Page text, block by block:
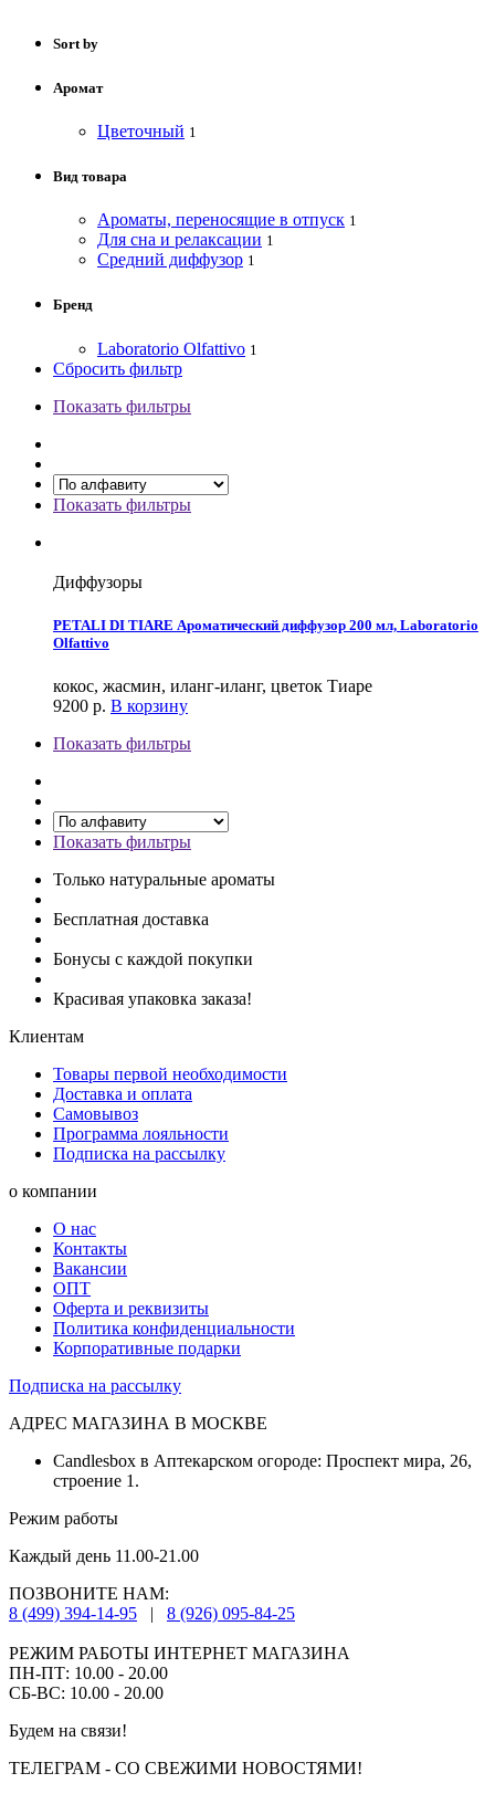
Sort by
Аромат
Цветочный 1
Вид товара
Ароматы, переносящие в отпуск 1
Для сна и релаксации 1
Средний диффузор 1
Бренд
Laboratorio Olfattivo 1
Сбросить фильтр
Показать фильтры
Показать фильтры
Диффузоры
PETALI DI TIARE Ароматический диффузор 200 мл, Laboratorio
Olfattivo
кокос, жасмин, иланг-иланг, цветок Тиаре
9200 р. В корзину
Показать фильтры
Показать фильтры
Только натуральные ароматы
Бесплатная доставка
Бонусы с каждой покупки
Красивая упаковка заказа!
Клиентам
Товары первой необходимости
Доставка и оплата
Самовывоз
Программа лояльности
Подписка на рассылку
о компании
О нас
Контакты
Вакансии
ОПТ
Оферта и реквизиты
Политика конфиденциальности
Корпоративные подарки
Подписка на рассылку
АДРЕС МАГАЗИНА В МОСКВЕ
Candlesbox в Аптекарском огороде: Проспект мира, 26,
строение 1.
Режим работы
Каждый день 11.00-21.00
ПОЗВОНИТЕ НАМ:
8 (499) 394-14-95
| 8 (926) 095-84-25
РЕЖИМ РАБОТЫ ИНТЕРНЕТ МАГАЗИНА
ПН-ПТ: 10.00 - 20.00
СБ-ВС: 10.00 - 20.00
Будем на связи!
ТЕЛЕГРАМ - СО СВЕЖИМИ НОВОСТЯМИ!